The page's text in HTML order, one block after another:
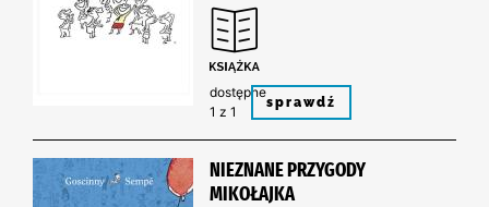
dostępne
1 z 1
sprawdź
NIEZNANE PRZYGODY
MIKOŁAJKA